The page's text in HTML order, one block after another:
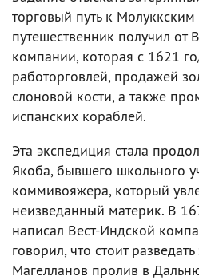
торговый путь к
путешественник получил от
компании, которая с 1621
работорговлей, продажей
слоновой кости, а также
испанских кораблей.
Эта экспедиция стала
Якоба, бывшего школьного
коммивояжера, который
неизведанный материк. В
написал Вест-Индской
говорил, что стоит
Магелланов пролив в